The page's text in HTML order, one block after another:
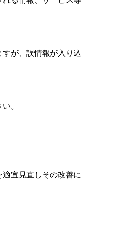
が、誤情報が入り込
。
宜見直しその改善に